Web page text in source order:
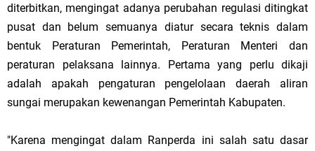
diterbitkan, mengingat adanya perubahan regulasi ditingkat
pusat dan belum semuanya diatur secara teknis dalam
bentuk Peraturan Pemerintah, Peraturan Menteri dan
peraturan pelaksana lainnya. Pertama yang perlu dikaji
adalah apakah pengaturan pengelolaan daerah aliran
sungai merupakan kewenangan Pemerintah Kabupaten.
"Karena mengingat dalam Ranperda ini salah satu dasar